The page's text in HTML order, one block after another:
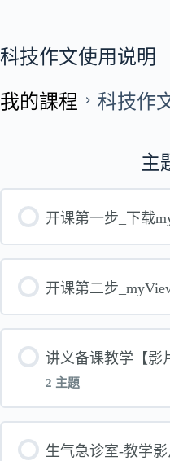
科技作文使用说明
我的課程 科技作
主
开课第一步_下载
开课第二步
讲义备课教学【影
2 主題
單元 內容
生气急诊室-教学影